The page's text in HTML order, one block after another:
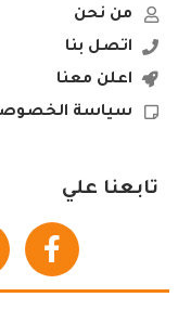
من نحن
اتصل بنا
اعلن معنا
سياسة
تابعنا علي